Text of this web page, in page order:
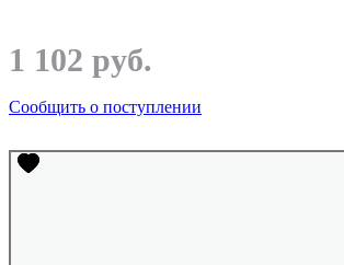
1 102 руб.
Сообщить о поступлении